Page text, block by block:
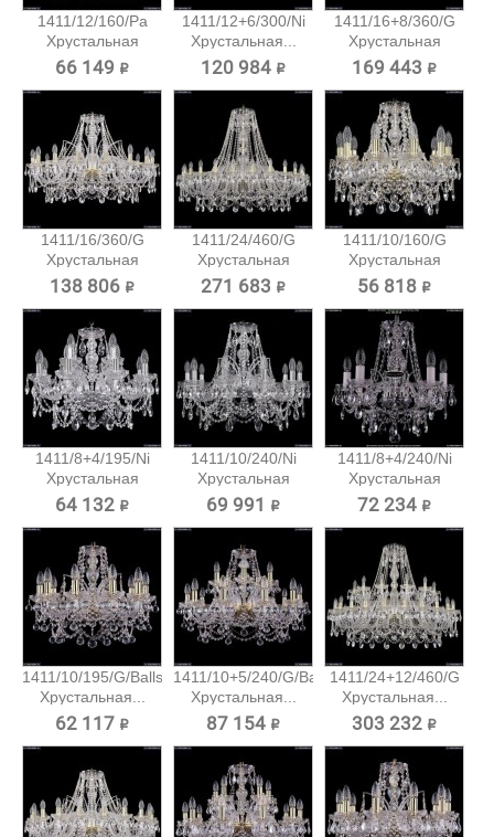
1411/12/160/Pa
Хрустальная
подвесная...
66 149 ₽
1411/12+6/300/Ni
Хрустальная...
120 984 ₽
1411/16+8/360/G
Хрустальная
подвесная...
169 443 ₽
1411/16/360/G
Хрустальная
подвесная...
138 806 ₽
1411/24/460/G
Хрустальная
подвесная...
271 683 ₽
1411/10/160/G
Хрустальная
подвесная...
56 818 ₽
1411/8+4/195/Ni
Хрустальная
подвесная...
64 132 ₽
1411/10/240/Ni
Хрустальная
подвесная...
69 991 ₽
1411/8+4/240/Ni
Хрустальная
подвесная...
72 234 ₽
1411/10/195/G/Balls
Хрустальная...
62 117 ₽
1411/10+5/240/G/Balls
Хрустальная...
87 154 ₽
1411/24+12/460/G
Хрустальная...
303 232 ₽